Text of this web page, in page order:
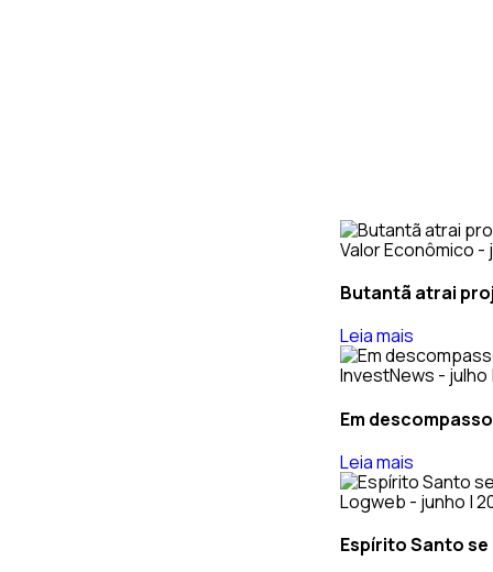
Valor Econômico -
Butantã atrai
Leia mais
InvestNews - julho
Em
Leia mais
Logweb - junho |
Espírito Santo